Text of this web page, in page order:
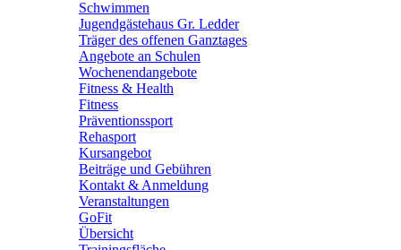
Schwimmen
Jugendgästehaus Gr. Ledder
Träger des offenen Ganztages
Angebote an Schulen
Wochenendangebote
Fitness & Health
Fitness
Präventionssport
Rehasport
Kursangebot
Beiträge und Gebühren
Kontakt & Anmeldung
Veranstaltungen
GoFit
Übersicht